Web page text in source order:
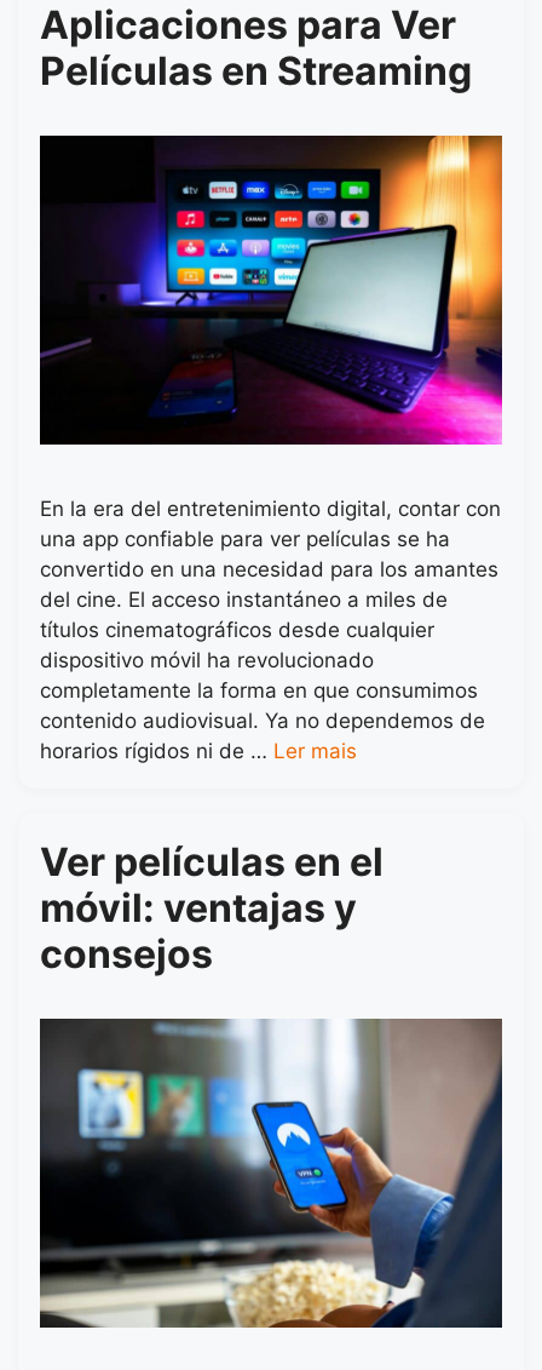
Aplicaciones para Ver
Películas en Streaming
En la era del entretenimiento digital, contar con
una app confiable para ver películas se ha
convertido en una necesidad para los amantes
del cine. El acceso instantáneo a miles de
títulos cinematográficos desde cualquier
dispositivo móvil ha revolucionado
completamente la forma en que consumimos
contenido audiovisual. Ya no dependemos de
horarios rígidos ni de … Ler mais
Ver películas en el
móvil: ventajas y
consejos